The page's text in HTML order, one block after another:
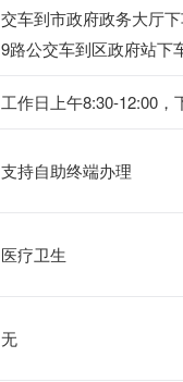
交车到市政府政务大厅
9路公交车到区政府站下
工作日上午8:30-12:00，
支持自助终端办理
医疗卫生
无